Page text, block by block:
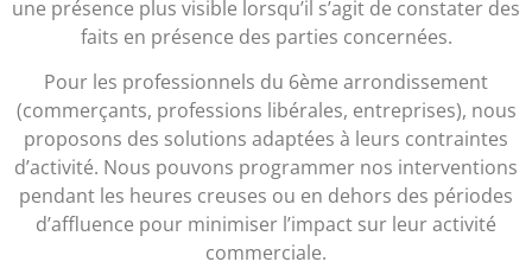
une présence plus visible lorsqu’il s’agit de constater des
faits en présence des parties concernées.
Pour les professionnels du 6ème arrondissement
(commerçants, professions libérales, entreprises), nous
proposons des solutions adaptées à leurs contraintes
d’activité. Nous pouvons programmer nos interventions
pendant les heures creuses ou en dehors des périodes
d’affluence pour minimiser l’impact sur leur activité
commerciale.